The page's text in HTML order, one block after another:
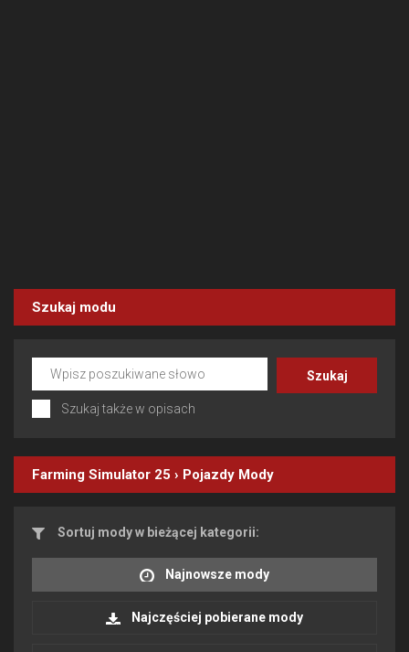
Szukaj modu
Szukaj także w opisach
Farming Simulator 25 › Pojazdy Mody
Sortuj mody w bieżącej kategorii:
Najnowsze mody
Najczęściej pobierane mody